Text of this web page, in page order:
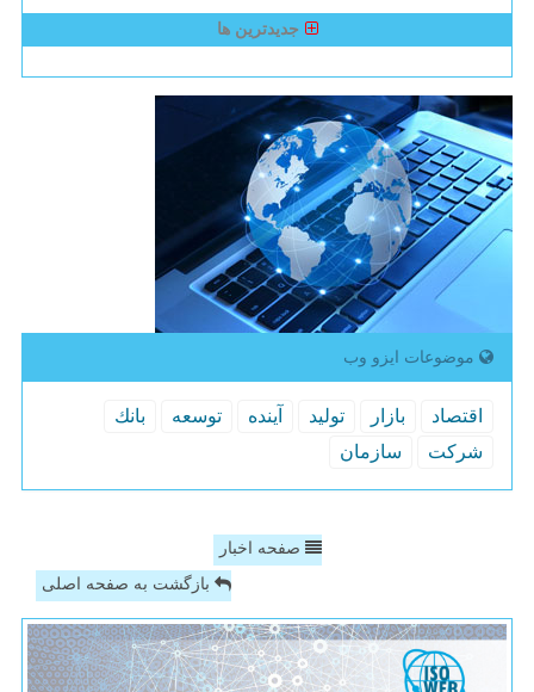
جدیدترین ها
موضوعات ایزو وب
اقتصاد بازار تولید آینده توسعه
بانك
شركت
سازمان
صفحه اخبار
بازگشت به صفحه اصلی